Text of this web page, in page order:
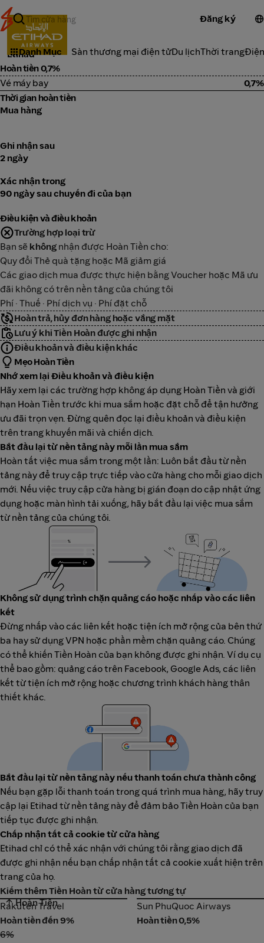
Đăng ký
Danh Mục Sàn thương mại điện tửDu lịchThời trang
Du lịch
Etihad
Hoàn tiền 0,7%
Vé máy bay
0,7%
Thời gian hoàn tiền
Mua hàng
Ghi nhận sau
2 ngày
Xác nhận trong
90 ngày sau chuyến đi của bạn
Điều kiện và điều khoản
Trường hợp loại trừ
Bạn sẽ không nhận được Hoàn Tiền cho:
Quy đổi Thẻ quà tặng hoặc Mã giảm giá
Các giao dịch mua được thực hiện bằng Voucher hoặc Mã ưu
đãi không có trên nền tảng của chúng tôi
Phí · Thuế · Phí dịch vụ · Phí đặt chỗ
Hoàn trả, hủy đơn hàng hoặc vắng mặt
Lưu ý khi Tiền Hoàn được ghi nhận
Điều khoản và điều kiện khác
Mẹo Hoàn Tiền
Nhớ xem lại Điều khoản và điều kiện
Hãy xem lại các trường hợp không áp dụng Hoàn Tiền và giới
hạn Hoàn Tiền trước khi mua sắm hoặc đặt chỗ để tận hưởng
ưu đãi trọn vẹn. Đừng quên đọc lại điều khoản và điều kiện
trên trang khuyến mãi và chiến dịch.
Bắt đầu lại từ nền tảng này mỗi lần mua sắm
Hoàn tất việc mua sắm trong một lần: Luôn bắt đầu từ nền
tảng này để truy cập trực tiếp vào cửa hàng cho mỗi giao dịch
mới. Nếu việc truy cập cửa hàng bị gián đoạn do cập nhật ứng
dụng hoặc màn hình tải xuống, hãy bắt đầu lại việc mua sắm
từ nền tảng của chúng tôi.
Không sử dụng trình chặn quảng cáo hoặc nhấp vào các liên
kết
Đừng nhấp vào các liên kết hoặc tiện ích mở rộng của bên thứ
ba hay sử dụng VPN hoặc phần mềm chặn quảng cáo. Chúng
có thể khiến Tiền Hoàn của bạn không được ghi nhận. Ví dụ cụ
thể bao gồm: quảng cáo trên Facebook, Google Ads, các liên
kết từ tiện ích mở rộng hoặc chương trình khách hàng thân
thiết khác.
Bắt đầu lại từ nền tảng này nếu thanh toán chưa thành công
Nếu bạn gặp lỗi thanh toán trong quá trình mua hàng, hãy truy
cập lại Etihad từ nền tảng này để đảm bảo Tiền Hoàn của bạn
tiếp tục được ghi nhận.
Chấp nhận tất cả cookie từ cửa hàng
Etihad chỉ có thể xác nhận với chúng tôi rằng giao dịch đã
được ghi nhận nếu bạn chấp nhận tất cả cookie xuất hiện trên
trang của họ.
Kiếm thêm Tiền Hoàn từ cửa hàng tương tự
Rakuten Travel
↑ Hoàn Tiền
Rakuten Travel
Hoàn tiền đến 9%
6%
Sun PhuQuoc Airways
Sun PhuQuoc Airways
Hoàn tiền 0,5%